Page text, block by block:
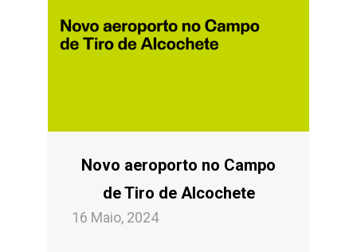
Novo aeroporto no Campo
de Tiro de Alcochete
16 Maio, 2024